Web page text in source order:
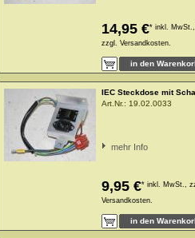
14,95 €* inkl. MwSt.,
zzgl. Versandkosten.
IEC Steckdose mit
Art.Nr.: 19.02.0033
mehr Info
9,95 €* inkl. MwSt.,
Versandkosten.